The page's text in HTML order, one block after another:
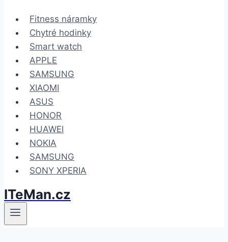
obsah Fitness náramky
Chytré hodinky
Smart watch
APPLE
SAMSUNG
XIAOMI
ASUS
HONOR
HUAWEI
NOKIA
SAMSUNG
SONY XPERIA
ITeMan.cz